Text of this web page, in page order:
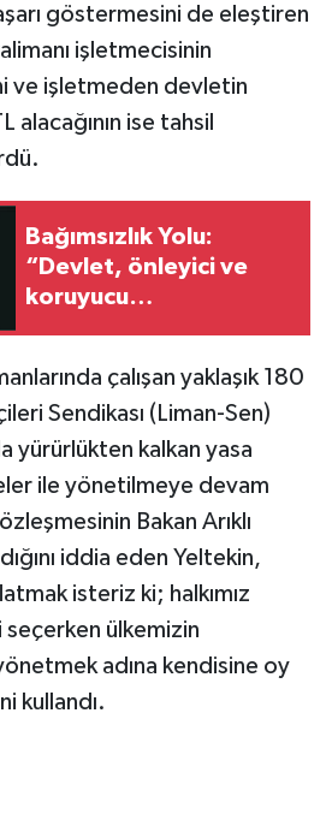
göstermesini de eleştiren
işletmecisinin
ve işletmeden devletin
alacağının ise tahsil
Bağımsızlık Yolu:
“Devlet, önleyici ve
koruyucu
çalışan yaklaşık 180
Sendikası (Liman-Sen)
yürürlükten kalkan yasa
ile yönetilmeye devam
Bakan Arıklı
iddia eden Yeltekin,
isteriz ki; halkımız
ülkemizin
adına kendisine oy
kullandı.